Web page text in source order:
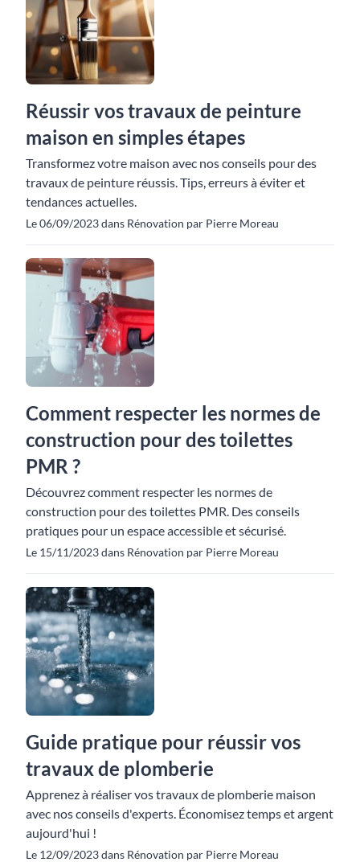
Réussir vos travaux de peinture
maison en simples étapes
Transformez votre maison avec nos conseils pour des
travaux de peinture réussis. Tips, erreurs à éviter et
tendances actuelles.
Le 06/09/2023 dans Rénovation par Pierre Moreau
Comment respecter les normes de
construction pour des toilettes
PMR ?
Découvrez comment respecter les normes de
construction pour des toilettes PMR. Des conseils
pratiques pour un espace accessible et sécurisé.
Le 15/11/2023 dans Rénovation par Pierre Moreau
Guide pratique pour réussir vos
travaux de plomberie
Apprenez à réaliser vos travaux de plomberie maison
avec nos conseils d'experts. Économisez temps et argent
aujourd'hui !
Le 12/09/2023 dans Rénovation par Pierre Moreau